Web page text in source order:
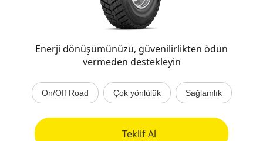
Enerji dönüşümünüzü, güvenilirlikten ödün
vermeden destekleyin
On/Off Road Çok yönlülük Sağlamlık
Teklif Al